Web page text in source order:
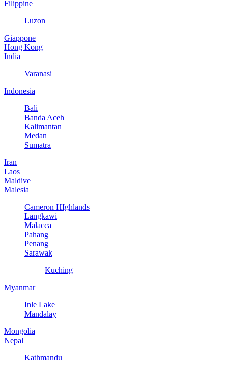
Filippine
Luzon
Giappone
Hong Kong
India
Varanasi
Indonesia
Bali
Banda Aceh
Kalimantan
Medan
Sumatra
Iran
Laos
Maldive
Malesia
Cameron HIghlands
Langkawi
Malacca
Pahang
Penang
Sarawak
Kuching
Myanmar
Inle Lake
Mandalay
Mongolia
Nepal
Kathmandu